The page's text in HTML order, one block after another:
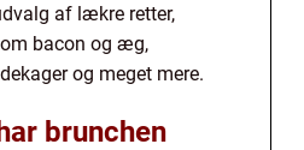
af lækre retter,
bacon og æg,
og meget mere.
brunchen